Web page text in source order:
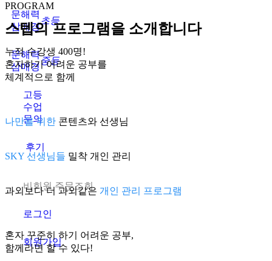
문해력
삼매경
초등
문해력
삼매경
중등
고등
수업
문의
후기
비회원 주문조회
로그인
회원가입
PROGRAM
스텝의 프로그램을 소개합니다
누적 수강생 400명!
혼자하기 어려운 공부를
체계적으로 함께
나만을 위한 콘텐츠와 선생님
SKY 선생님들 밀착 개인 관리
과외보다 더 과외같은 개인 관리 프로그램
혼자 꾸준히 하기 어려운 공부,
함께라면 할 수 있다!